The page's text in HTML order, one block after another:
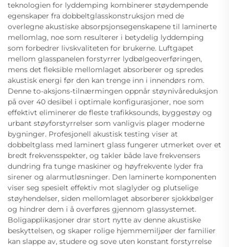
teknologien for lyddemping kombinerer støydempende
egenskaper fra dobbeltglasskonstruksjon med de
overlegne akustiske absorpsjonsegenskapene til laminerte
mellomlag, noe som resulterer i betydelig lyddemping
som forbedrer livskvaliteten for brukerne. Luftgapet
mellom glasspanelen forstyrrer lydbølgeoverføringen,
mens det fleksible mellomlaget absorberer og spredes
akustisk energi før den kan trenge inn i innendørs rom.
Denne to-aksjons-tilnærmingen oppnår støynivåreduksjon
på over 40 desibel i optimale konfigurasjoner, noe som
effektivt eliminerer de fleste trafikksounds, byggestøy og
urbant støyforstyrrelser som vanligvis plager moderne
bygninger. Profesjonell akustisk testing viser at
dobbeltglass med laminert glass fungerer utmerket over et
bredt frekvensspekter, og takler både lave frekvensers
dundring fra tunge maskiner og høyfrekvente lyder fra
sirener og alarmutløsninger. Den laminerte komponenten
viser seg spesielt effektiv mot slaglyder og plutselige
støyhendelser, siden mellomlaget absorberer sjokkbølger
og hindrer dem i å overføres gjennom glassystemet.
Boligapplikasjoner drar stort nytte av denne akustiske
beskyttelsen, og skaper rolige hjemmemiljøer der familier
kan slappe av, studere og sove uten konstant forstyrrelse